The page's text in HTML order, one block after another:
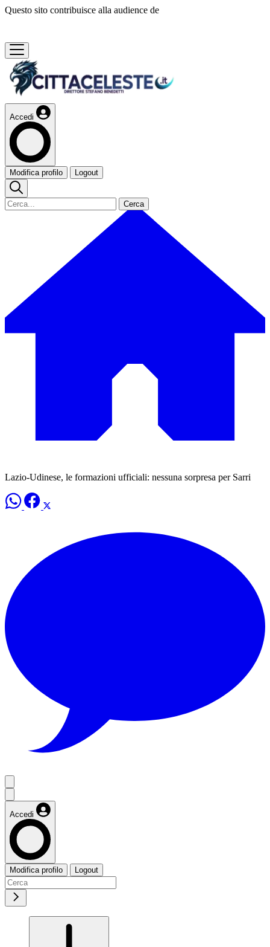
Questo sito contribuisce alla audience de
Accedi
Modifica profilo Logout
Cerca
Lazio-Udinese, le formazioni ufficiali: nessuna sorpresa per Sarri
Accedi
Modifica profilo Logout